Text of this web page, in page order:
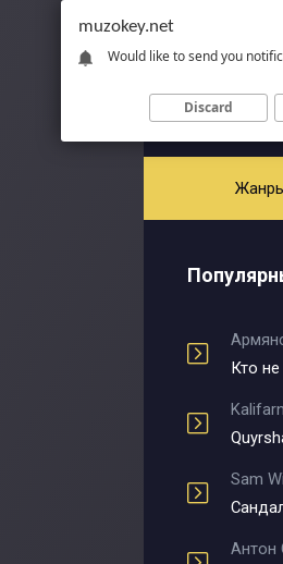
Sam
Антон
muzokey.net
Would like to send you
Discard